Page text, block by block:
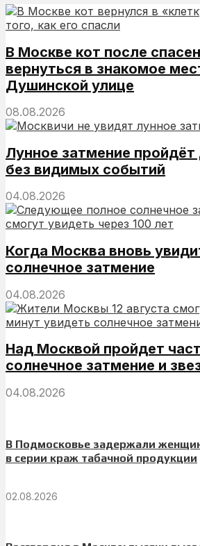
В Москве кот после
вернуться в знакомое
Душинской улице
08.08.2026
Лунное затмение
без видимых событий
04.08.2026
Когда Москва вновь
солнечное затмение
04.08.2026
Над Москвой пройдет
солнечное затмение и
04.08.2026
В Подмосковье задержали
в серии краж табачной продукции
02.08.2026